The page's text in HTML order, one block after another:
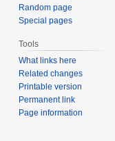
Random page
Special pages
Tools
What links here
Related changes
Printable version
Permanent link
Page information